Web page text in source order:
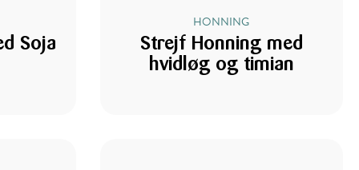
Soja
HONNING
Strejf Honning med
hvidløg og timian